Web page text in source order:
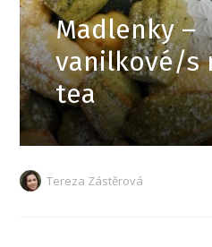
Madlenky –
vanilkové/s
tea
Tereza Zástěrová